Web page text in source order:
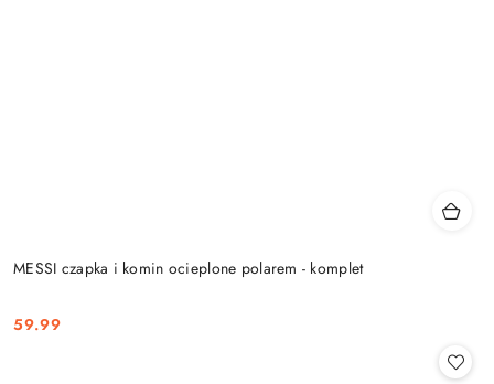
MESSI czapka i komin ocieplone polarem - komplet
Cena:
59.99